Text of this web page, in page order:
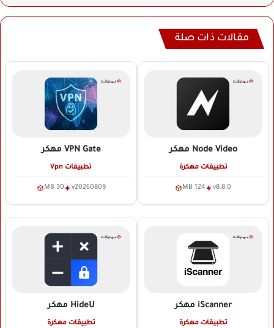
مقالات ذات صلة
Node Video مهكر
تطبيقات مهكرة
v8.8.0
124 MB
VPN Gate مهكر
تطبيقات Vpn
v20260809
30 MB
iScanner مهكر
تطبيقات مهكرة
HideU مهكر
تطبيقات مهكرة